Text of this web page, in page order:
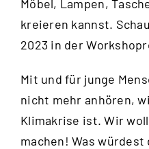
Möbel, Lampen,
kreieren kannst.
2023 in der
Mit und für junge
nicht mehr anhören,
Klimakrise ist. Wir
machen! Was würdest